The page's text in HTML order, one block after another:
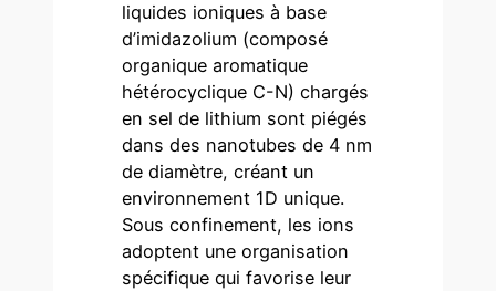
liquides ioniques à base
d’imidazolium (composé
organique aromatique
hétérocyclique C-N) chargés
en sel de lithium sont piégés
dans des nanotubes de 4 nm
de diamètre, créant un
environnement 1D unique.
Sous confinement, les ions
adoptent une organisation
spécifique qui favorise leur